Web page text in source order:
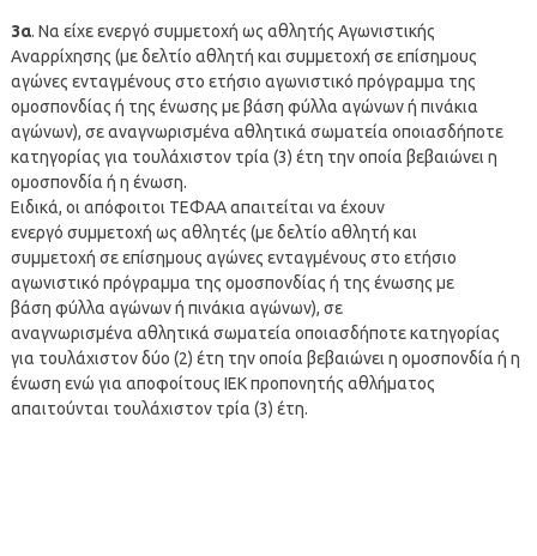
3α. Να είχε ενεργό συμμετοχή ως αθλητής Αγωνιστικής
Αναρρίχησης (με δελτίο αθλητή και συμμετοχή σε επίσημους
αγώνες ενταγμένους στο ετήσιο αγωνιστικό πρόγραμμα της
ομοσπονδίας ή της ένωσης με βάση φύλλα αγώνων ή πινάκια
αγώνων), σε αναγνωρισμένα αθλητικά σωματεία οποιασδήποτε
κατηγορίας για τουλάχιστον τρία (3) έτη την οποία βεβαιώνει η
ομοσπονδία ή η ένωση.
Ειδικά, οι απόφοιτοι ΤΕΦΑΑ απαιτείται να έχουν
ενεργό συμμετοχή ως αθλητές (με δελτίο αθλητή και
συμμετοχή σε επίσημους αγώνες ενταγμένους στο ετήσιο
αγωνιστικό πρόγραμμα της ομοσπονδίας ή της ένωσης με
βάση φύλλα αγώνων ή πινάκια αγώνων), σε
αναγνωρισμένα αθλητικά σωματεία οποιασδήποτε κατηγορίας
για τουλάχιστον δύο (2) έτη την οποία βεβαιώνει η ομοσπονδία ή η
ένωση ενώ για αποφοίτους ΙΕΚ προπονητής αθλήματος
απαιτούνται τουλάχιστον τρία (3) έτη.